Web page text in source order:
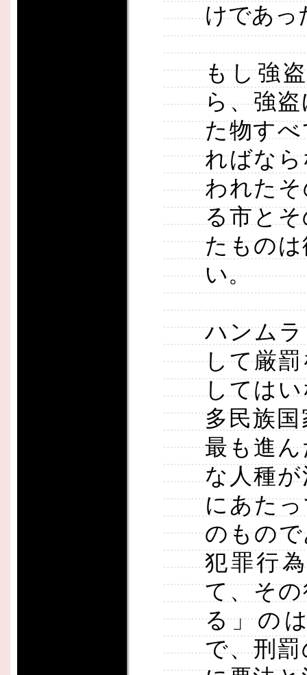
けであっ
もし強
ら、強
た物す
ればな
われた
る市と
たもの
い。
ハンム
して厳
しては
多民族
最も進
な人種
にあた
のもの
犯罪行
て、そ
る」の
で、刑